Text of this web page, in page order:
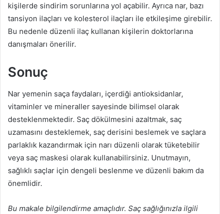
kişilerde sindirim sorunlarına yol açabilir. Ayrıca nar, bazı
tansiyon ilaçları ve kolesterol ilaçları ile etkileşime girebilir.
Bu nedenle düzenli ilaç kullanan kişilerin doktorlarına
danışmaları önerilir.
Sonuç
Nar yemenin saça faydaları, içerdiği antioksidanlar,
vitaminler ve mineraller sayesinde bilimsel olarak
desteklenmektedir. Saç dökülmesini azaltmak, saç
uzamasını desteklemek, saç derisini beslemek ve saçlara
parlaklık kazandırmak için narı düzenli olarak tüketebilir
veya saç maskesi olarak kullanabilirsiniz. Unutmayın,
sağlıklı saçlar için dengeli beslenme ve düzenli bakım da
önemlidir.
Bu makale bilgilendirme amaçlıdır. Saç sağlığınızla ilgili